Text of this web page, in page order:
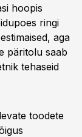
hoopis
ringi
aga
päritolu saab
tehaseid
toodete